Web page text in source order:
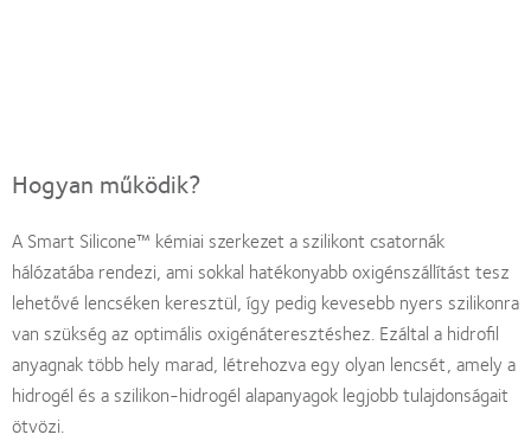
Hogyan működik?
A Smart Silicone™ kémiai szerkezet a szilikont csatornák
hálózatába rendezi, ami sokkal hatékonyabb oxigénszállítást tesz
lehetővé lencséken keresztül, így pedig kevesebb nyers szilikonra
van szükség az optimális oxigénáteresztéshez. Ezáltal a hidrofil
anyagnak több hely marad, létrehozva egy olyan lencsét, amely a
hidrogél és a szilikon-hidrogél alapanyagok legjobb tulajdonságait
ötvözi.